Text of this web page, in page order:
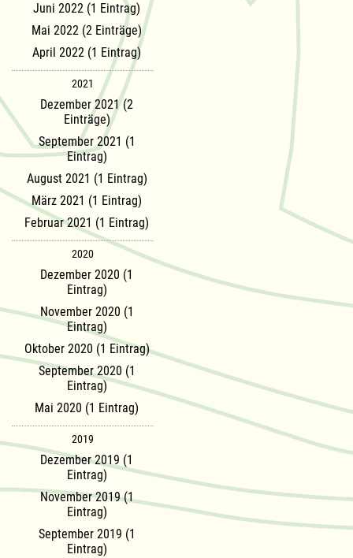
Juni 2022 (1 Eintrag)
Mai 2022 (2 Einträge)
April 2022 (1 Eintrag)
2021
Dezember 2021 (2
Einträge)
September 2021 (1
Eintrag)
August 2021 (1 Eintrag)
März 2021 (1 Eintrag)
Februar 2021 (1 Eintrag)
2020
Dezember 2020 (1
Eintrag)
November 2020 (1
Eintrag)
Oktober 2020 (1 Eintrag)
September 2020 (1
Eintrag)
Mai 2020 (1 Eintrag)
2019
Dezember 2019 (1
Eintrag)
November 2019 (1
Eintrag)
September 2019 (1
Eintrag)